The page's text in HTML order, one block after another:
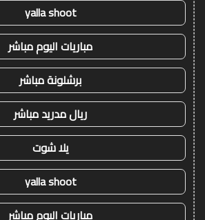
yalla shoot
مباريات اليوم مباشر
برشلونة مباشر
ريال مدريد مباشر
يلا شوت
yalla shoot
مباريات اليوم مباشر